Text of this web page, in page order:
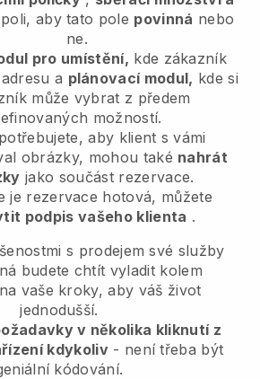
poli, aby tato pole povinná nebo
ne.
pro umístění, kde zákazník
a plánovací modul, kde si
může vybrat z předem
možností.
aby klient s vámi
obrázky, mohou také nahrát
jako součást rezervace.
je rezervace hotová, můžete
podpis vašeho klienta .
s prodejem své služby
budete chtít vyladit kolem
vaše kroky, aby váš život
jednodušší.
v několika kliknutí z
kdykoliv- není třeba být
kódování.